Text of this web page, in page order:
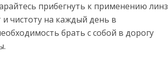
прибегнуть к применению линз
чистоту на каждый день в
брать с собой в дорогу